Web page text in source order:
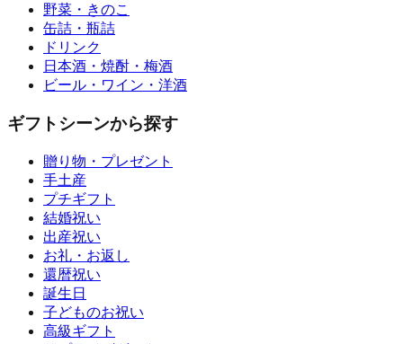
野菜・きのこ
缶詰・瓶詰
ドリンク
日本酒・焼酎・梅酒
ビール・ワイン・洋酒
ギフトシーンから探す
贈り物・プレゼント
手土産
プチギフト
結婚祝い
出産祝い
お礼・お返し
還暦祝い
誕生日
子どものお祝い
高級ギフト